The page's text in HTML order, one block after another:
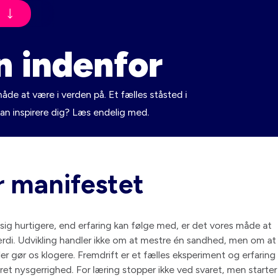
indenfor
at være i verden på. Et fælles ståsted i
inspirere dig? Læs endelig med.
manifestet
hurtigere, end erfaring kan følge med, er det vores måde at
Udvikling handler ikke om at mestre én sandhed, men om at
gør os klogere. Fremdrift er et fælles eksperiment og erfaring
nysgerrighed. For læring stopper ikke ved svaret, men starter